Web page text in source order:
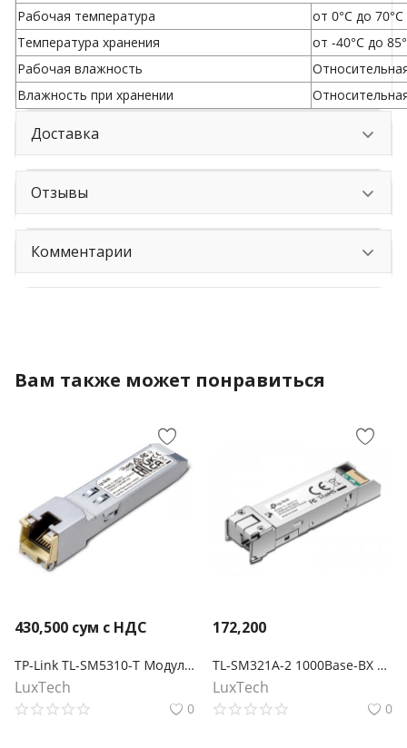
Рабочая температура
от 0°C до
Температура хранения
от -40°C до
Рабочая влажность
Влажность при хранении
Доставка
Отзывы
Комментарии
Вам также может понравиться
430,500 сум с НДС
TP-Link TL-SM5310-T Модуль SFP+ 10GBASE-T RJ45
LuxTech
0
172,200
TL-SM321A-2 1000Base-BX WDM двунаправленный SFP‑модуль
LuxTech
0